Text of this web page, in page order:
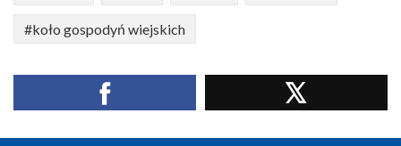
#koło gospodyń wiejskich